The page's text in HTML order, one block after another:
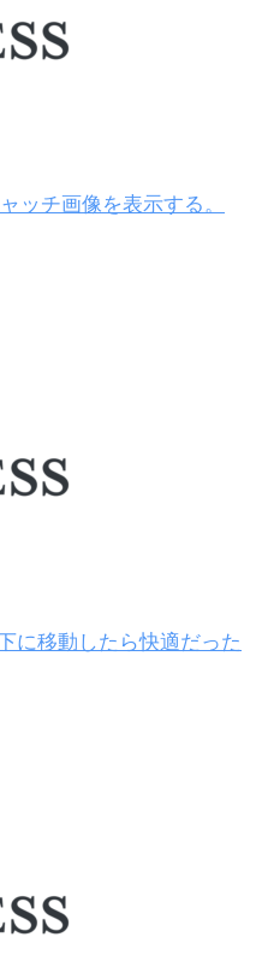
ッチ画像を表示する。
に移動したら快適だった